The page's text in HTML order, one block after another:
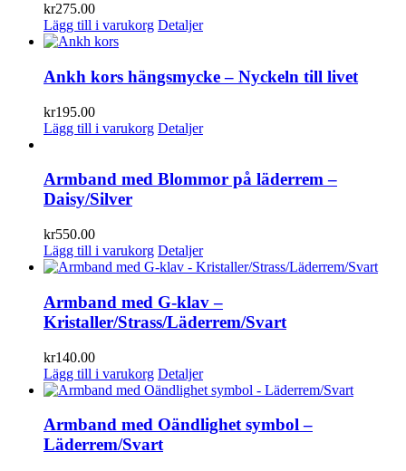
kr275.00
Lägg till i varukorg Detaljer
Ankh kors hängsmycke – Nyckeln till livet
kr195.00
Lägg till i varukorg Detaljer
Armband med Blommor på läderrem –
Daisy/Silver
kr550.00
Lägg till i varukorg Detaljer
Armband med G-klav –
Kristaller/Strass/Läderrem/Svart
kr140.00
Lägg till i varukorg Detaljer
Armband med Oändlighet symbol –
Läderrem/Svart